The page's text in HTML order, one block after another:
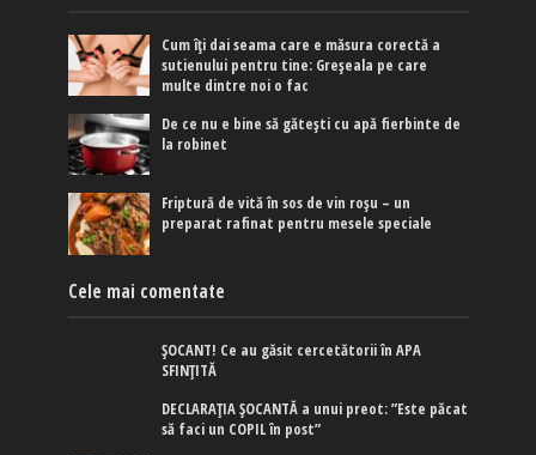
Cum îți dai seama care e măsura corectă a
sutienului pentru tine: Greșeala pe care
multe dintre noi o fac
De ce nu e bine să gătești cu apă fierbinte de
la robinet
Friptură de vită în sos de vin roșu – un
preparat rafinat pentru mesele speciale
Cele mai comentate
ȘOCANT! Ce au găsit cercetătorii în APA
SFINȚITĂ
DECLARAȚIA ȘOCANTĂ a unui preot: ”Este păcat
să faci un COPIL în post”